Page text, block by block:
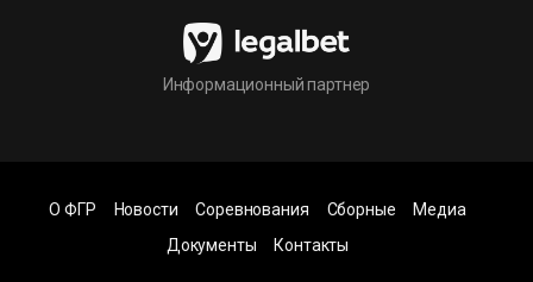
Информационный партнер
О ФГР Новости Соревнования Сборные
Медиа
Документы
Контакты